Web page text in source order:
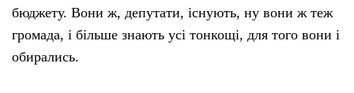
бюджету. Вони ж, депутати, існують, ну вони ж теж
громада, і більше знають усі тонкощі, для того вони і
обирались.